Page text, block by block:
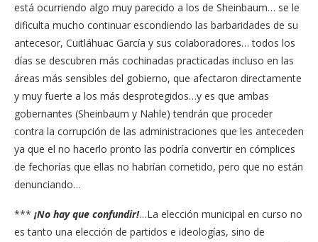
está ocurriendo algo muy parecido a los de Sheinbaum… se le
dificulta mucho continuar escondiendo las barbaridades de su
antecesor, Cuitláhuac García y sus colaboradores… todos los
días se descubren más cochinadas practicadas incluso en las
áreas más sensibles del gobierno, que afectaron directamente
y muy fuerte a los más desprotegidos…y es que ambas
gobernantes (Sheinbaum y Nahle) tendrán que proceder
contra la corrupción de las administraciones que les anteceden
ya que el no hacerlo pronto las podría convertir en cómplices
de fechorías que ellas no habrían cometido, pero que no están
denunciando…
*** ¡No hay que confundir!…La elección municipal en curso no
es tanto una elección de partidos e ideologías, sino de